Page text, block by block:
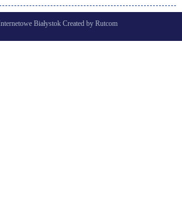
Białystok Created by Rutcom